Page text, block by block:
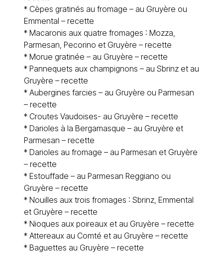
* Cèpes gratinés au fromage – au Gruyère ou
Emmental – recette
* Macaronis aux quatre fromages : Mozza,
Parmesan, Pecorino et Gruyère – recette
* Morue gratinée – au Gruyère – recette
* Pannequets aux champignons – au Sbrinz et au
Gruyère – recette
* Aubergines farcies – au Gruyère ou Parmesan
– recette
* Croutes Vaudoises- au Gruyère – recette
* Darioles à la Bergamasque – au Gruyère et
Parmesan – recette
* Darioles au fromage – au Parmesan et Gruyère
– recette
* Estouffade – au Parmesan Reggiano ou
Gruyère – recette
* Nouilles aux trois fromages : Sbrinz, Emmental
et Gruyère – recette
* Nioques aux poireaux et au Gruyère – recette
* Attereaux au Comté et au Gruyère – recette
* Baguettes au Gruyère – recette